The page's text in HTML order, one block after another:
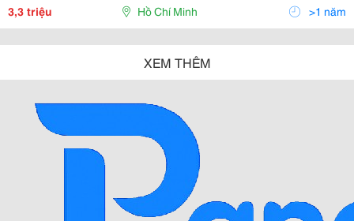
3,3 triệu Hồ Chí Minh >1 năm
XEM THÊM